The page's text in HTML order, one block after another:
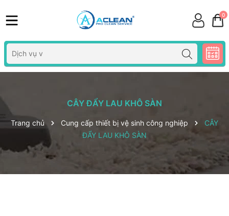
0
CÂY ĐẨY LAU KHÔ SÀN
Trang chủ Cung cấp thiết bị vệ sinh công nghiệp
CÂY
ĐẨY LAU KHÔ SÀN